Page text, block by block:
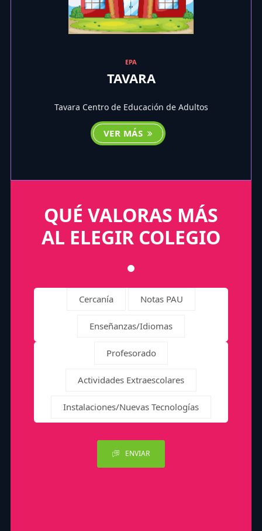
EPA
TAVARA
Tavara Centro de Educación de Adultos
VER MÁS
QUÉ VALORAS MÁS
AL ELEGIR COLEGIO
Cercanía Notas PAU
Enseñanzas/Idiomas
Profesorado
Actividades Extraescolares
Instalaciones/Nuevas Tecnologías
ENVIAR